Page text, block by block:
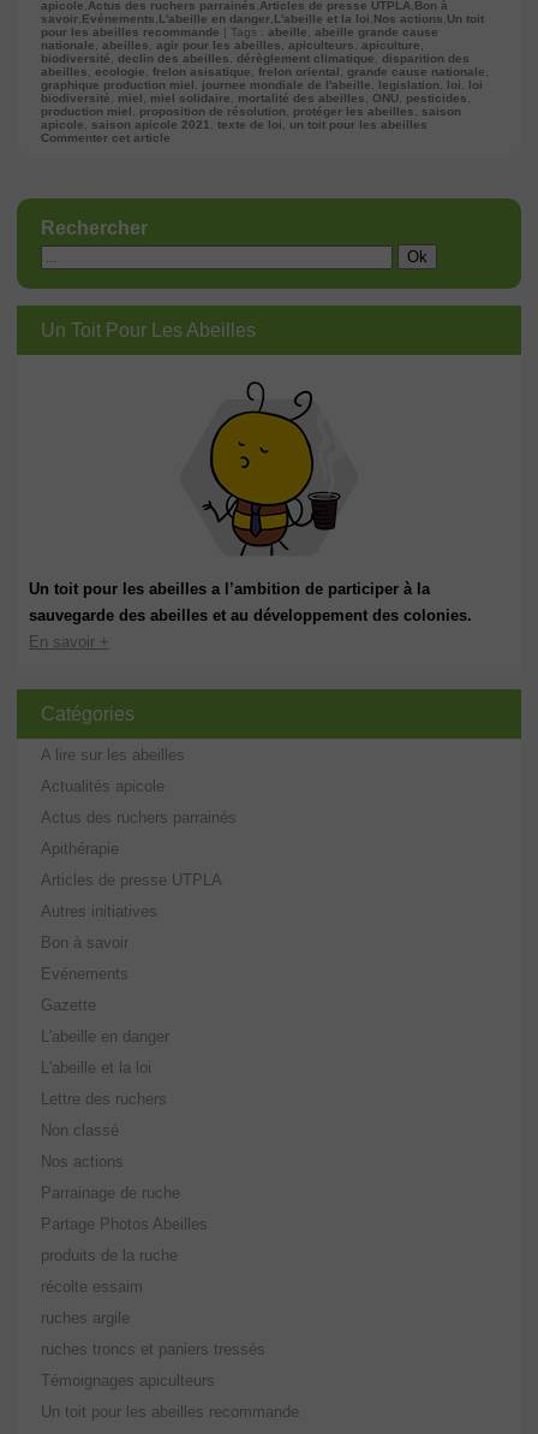
apicole Actus des ruchers parrainés Articles de presse UTPLA Bon à
savoir Evénements L'abeille en danger L'abeille et la loi Nos actions Un toit
pour les abeilles recommande | Tags : abeille
abeille grande cause
nationale
abeilles agir pour les abeilles apiculteurs apiculture
biodiversité
declin des abeilles dérèglement climatique
disparition des
abeilles
ecologie frelon asisatique frelon oriental grande cause nationale
graphique production miel
journee mondiale de l'abeille legislation loi
loi
biodiversité
miel miel solidaire mortalité des abeilles ONU pesticides
production miel
proposition de résolution protéger les abeilles
saison
apicole
saison apicole 2021 texte de loi
un toit pour les abeilles
Commenter cet article
Rechercher
Un Toit Pour Les Abeilles
Un toit pour les abeilles a l’ambition de participer à la
sauvegarde des abeilles et au développement des colonies.
En savoir +
Catégories
A lire sur les abeilles
Actualités apicole
Actus des ruchers parrainés
Apithérapie
Articles de presse UTPLA
Autres initiatives
Bon à savoir
Evénements
Gazette
L'abeille en danger
L'abeille et la loi
Lettre des ruchers
Non classé
Nos actions
Parrainage de ruche
Partage Photos Abeilles
produits de la ruche
récolte essaim
ruches argile
ruches troncs et paniers tressés
Témoignages apiculteurs
Un toit pour les abeilles recommande